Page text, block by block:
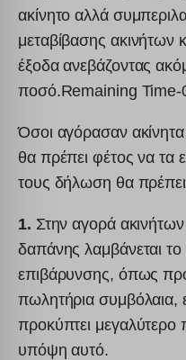
ακίνητο αλλά
μεταβίβασης ακινήτων
έξοδα ανεβάζοντας
ποσό.Remaining
Όσοι αγόρασαν
θα πρέπει φέτος να τα
τους δήλωση θα
1. Στην αγορά
δαπάνης λαμβάνεται
επιβάρυνσης, όπως
πωλητήρια συμβόλαια,
προκύπτει μεγαλύτερο
υπόψη αυτό.